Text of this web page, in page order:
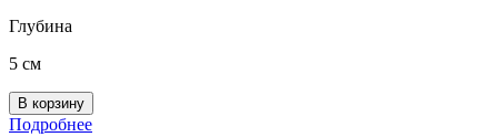
Глубина
5 см
Подробнее